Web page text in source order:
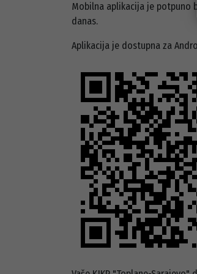
Mobilna aplikacija je potpuno
danas.
Aplikacija je dostupna za